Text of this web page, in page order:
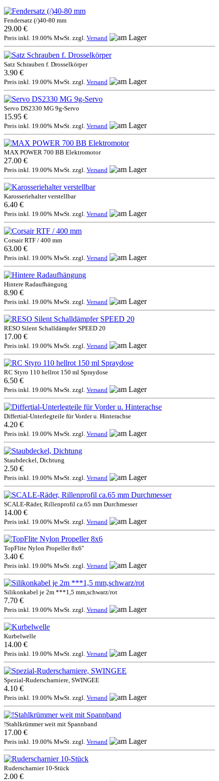
Fendersatz (/)40-80 mm
29.00 €
Preis inkl. 19.00% MwSt. zzgl. Versand
Satz Schrauben f. Drosselkörper
3.90 €
Preis inkl. 19.00% MwSt. zzgl. Versand
Servo DS2330 MG 9g-Servo
15.95 €
Preis inkl. 19.00% MwSt. zzgl. Versand
MAX POWER 700 BB Elektromotor
27.00 €
Preis inkl. 19.00% MwSt. zzgl. Versand
Karosseriehalter verstellbar
6.40 €
Preis inkl. 19.00% MwSt. zzgl. Versand
Corsair RTF / 400 mm
63.00 €
Preis inkl. 19.00% MwSt. zzgl. Versand
Hintere Radaufhängung
8.90 €
Preis inkl. 19.00% MwSt. zzgl. Versand
RESO Silent Schalldämpfer SPEED 20
17.00 €
Preis inkl. 19.00% MwSt. zzgl. Versand
RC Styro 110 hellrot 150 ml Spraydose
6.50 €
Preis inkl. 19.00% MwSt. zzgl. Versand
Differtial-Unterlegteile für Vorder u. Hinterachse
4.20 €
Preis inkl. 19.00% MwSt. zzgl. Versand
Staubdeckel, Dichtung
2.50 €
Preis inkl. 19.00% MwSt. zzgl. Versand
SCALE-Räder, Rillenprofil ca.65 mm Durchmesser
14.00 €
Preis inkl. 19.00% MwSt. zzgl. Versand
TopFlite Nylon Propeller 8x6"
3.40 €
Preis inkl. 19.00% MwSt. zzgl. Versand
Silikonkabel je 2m ***1,5 mm,schwarz/rot
7.70 €
Preis inkl. 19.00% MwSt. zzgl. Versand
Kurbelwelle
14.00 €
Preis inkl. 19.00% MwSt. zzgl. Versand
Spezial-Ruderscharniere, SWINGEE
4.10 €
Preis inkl. 19.00% MwSt. zzgl. Versand
!Stahlkrümmer weit mit Spannband
17.00 €
Preis inkl. 19.00% MwSt. zzgl. Versand
Ruderscharnier 10-Stück
2.00 €